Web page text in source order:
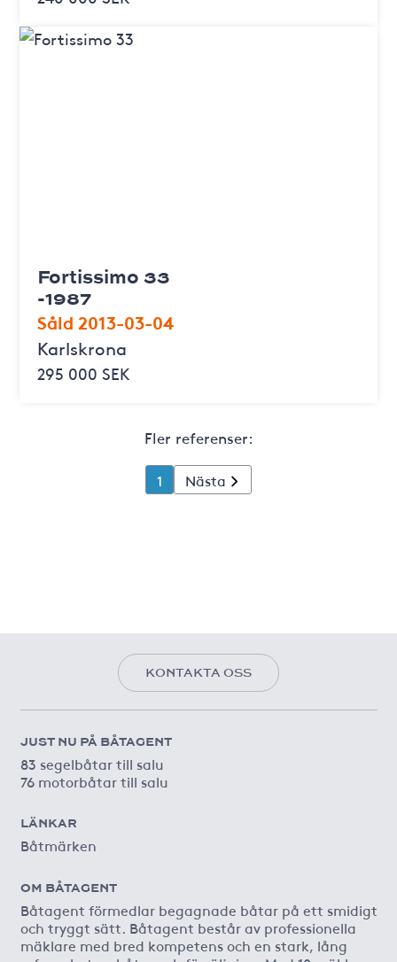
Fortissimo 33
-1987
Såld 2013-03-04
Karlskrona
295 000 SEK
Fler referenser:
1 Nästa
KONTAKTA OSS
JUST NU PÅ BÅTAGENT
83 segelbåtar till salu
76 motorbåtar till salu
LÄNKAR
Båtmärken
OM BÅTAGENT
Båtagent förmedlar begagnade båtar på ett smidigt
och tryggt sätt. Båtagent består av professionella
mäklare med bred kompetens och en stark, lång